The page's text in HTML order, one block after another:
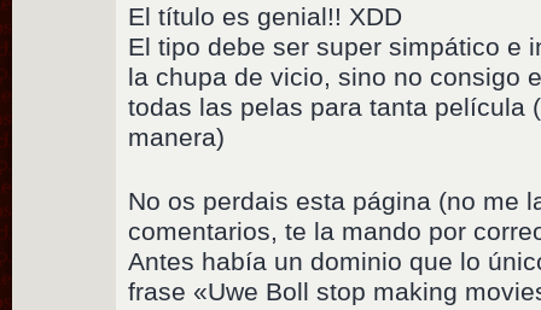
El título es genial!! XDD
El tipo debe ser super simpático e
la chupa de vicio, sino no consigo
todas las pelas para tanta película
manera)
No os perdais esta página (no me
comentarios, te la mando por
Antes había un dominio que lo
frase «Uwe Boll stop making